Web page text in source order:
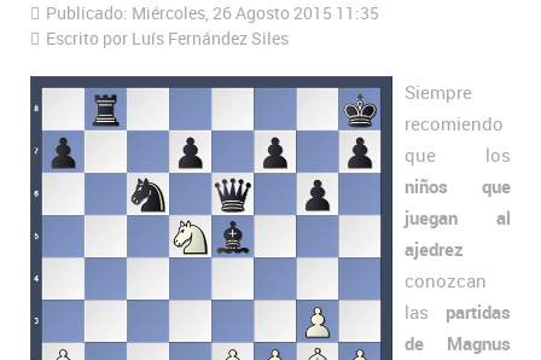
Publicado: Miércoles, 26 Agosto 2015 11:35
Escrito por Luís Fernández Siles
Siempre
recomiendo
que los
niños que
juegan al
ajedrez
conozcan
las partidas
de Magnus